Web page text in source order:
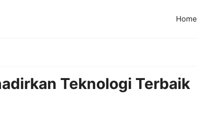
Home
Teknologi Terbaik